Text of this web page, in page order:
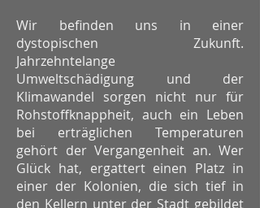
Wir befinden uns in einer
dystopischen Zukunft.
Jahrzehntelange
Umweltschädigung und der
Klimawandel sorgen nicht nur für
Rohstoffknappheit, auch ein Leben
bei erträglichen Temperaturen
gehört der Vergangenheit an. Wer
Glück hat, ergattert einen Platz in
einer der Kolonien, die sich tief in
den Kellern unter der Stadt gebildet